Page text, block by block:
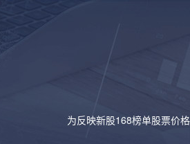
为反映新股168榜单股票价